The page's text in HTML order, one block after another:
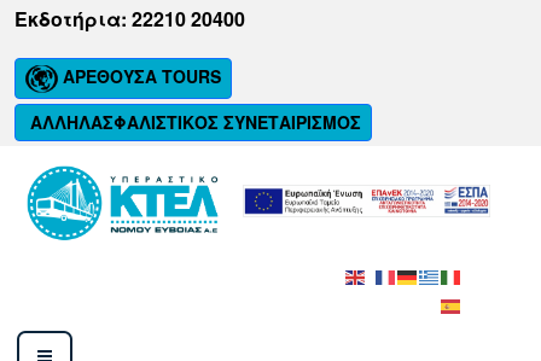
Μετάβαση
περιεχόμενο
Εκδοτήρια: 22210 20400
ΑΡΕΘΟΥΣΑ TOURS
ΑΛΛΗΛΑΣΦΑΛΙΣΤΙΚΟΣ ΣΥΝΕΤΑΙΡΙΣΜΟΣ
ΚΤΕΛ ΝΟΜΟΥ ΕΥΒΟΙΑΣ Α.Ε.